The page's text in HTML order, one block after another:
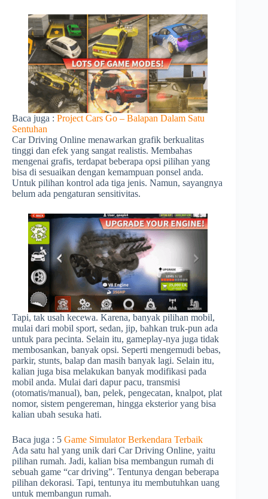
Baca juga : Project Cars Go – Balapan Dalam Satu
Sentuhan
Car Driving Online menawarkan grafik berkualitas
tinggi dan efek yang sangat realistis. Membahas
mengenai grafis, terdapat beberapa opsi pilihan yang
bisa di sesuaikan dengan kemampuan ponsel anda.
Untuk pilihan kontrol ada tiga jenis. Namun, sayangnya
belum ada pengaturan sensitivitas.
Tapi, tak usah kecewa. Karena, banyak pilihan mobil,
mulai dari mobil sport, sedan, jip, bahkan truk-pun ada
untuk para pecinta. Selain itu, gameplay-nya juga tidak
membosankan, banyak opsi. Seperti mengemudi bebas,
parkir, stunts, balap dan masih banyak lagi. Selain itu,
kalian juga bisa melakukan banyak modifikasi pada
mobil anda. Mulai dari dapur pacu, transmisi
(otomatis/manual), ban, pelek, pengecatan, knalpot, plat
nomor, sistem pengereman, hingga eksterior yang bisa
kalian ubah sesuka hati.
Baca juga : 5 Game Simulator Berkendara Terbaik
Ada satu hal yang unik dari Car Driving Online, yaitu
pilihan rumah. Jadi, kalian bisa membangun rumah di
sebuah game “car driving”. Tentunya dengan beberapa
pilihan dekorasi. Tapi, tentunya itu membutuhkan uang
untuk membangun rumah.